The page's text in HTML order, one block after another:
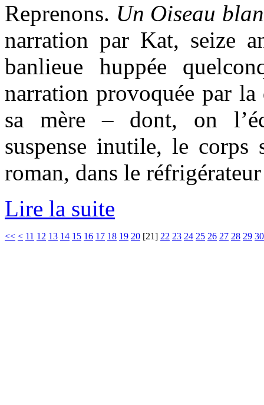
Reprenons. Un Oiseau
narration par Kat, seize
banlieue huppée
narration provoquée par
sa mère – dont, on
suspense inutile, le
roman, dans le
Lire la suite
<< < 11 12 13 14 15 16 17 18 19 20 [21] 22 23 24 25 26 27 28 29 30